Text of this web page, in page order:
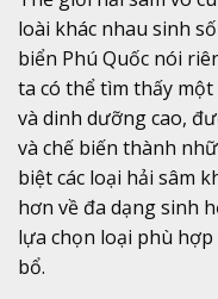
loài khác nhau sinh
biển Phú Quốc nói
ta có thể tìm thấy
và dinh dưỡng cao,
và chế biến thành
biệt các loại hải sâm
hơn về đa dạng sinh
lựa chọn loại phù
bổ.